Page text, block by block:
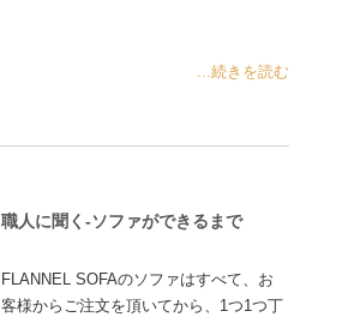
...続きを読む
職人に聞く-ソファができるまで
FLANNEL SOFAのソファはすべて、お
客様からご注文を頂いてから、1つ1つ丁